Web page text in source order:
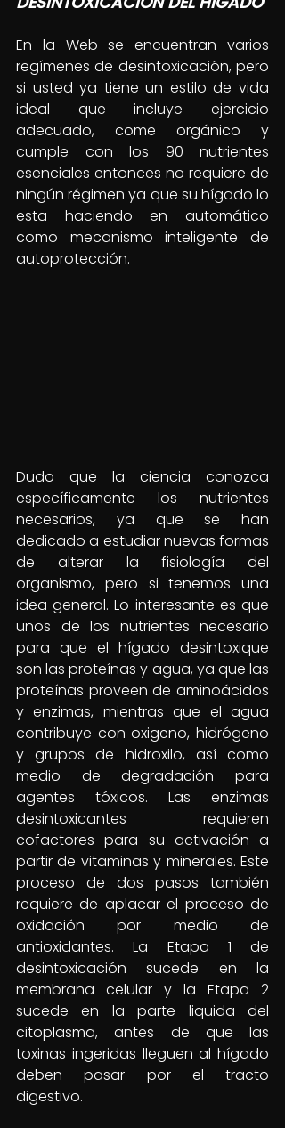
En la Web se encuentran varios
regímenes de desintoxicación, pero
si usted ya tiene un estilo de vida
ideal que incluye ejercicio
adecuado, come orgánico y
cumple con los 90 nutrientes
esenciales entonces no requiere de
ningún régimen ya que su hígado lo
esta haciendo en automático
como mecanismo inteligente de
autoprotección.
Dudo que la ciencia conozca
específicamente los nutrientes
necesarios, ya que se han
dedicado a estudiar nuevas formas
de alterar la fisiología del
organismo, pero si tenemos una
idea general. Lo interesante es que
unos de los nutrientes necesario
para que el hígado desintoxique
son las proteínas y agua, ya que las
proteínas proveen de aminoácidos
y enzimas, mientras que el agua
contribuye con oxigeno, hidrógeno
y grupos de hidroxilo, así como
medio de degradación para
agentes tóxicos. Las enzimas
desintoxicantes requieren
cofactores para su activación a
partir de vitaminas y minerales. Este
proceso de dos pasos también
requiere de aplacar el proceso de
oxidación por medio de
antioxidantes. La Etapa 1 de
desintoxicación sucede en la
membrana celular y la Etapa 2
sucede en la parte liquida del
citoplasma, antes de que las
toxinas ingeridas lleguen al hígado
deben pasar por el tracto
digestivo.